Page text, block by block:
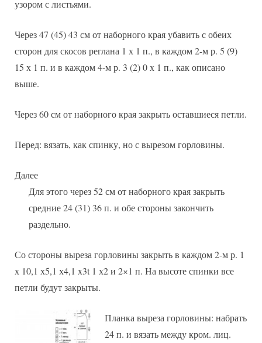
узором с листьями.
Через 47 (45) 43 см от наборного края убавить с обеих
сторон для скосов реглана 1 х 1 п., в каждом 2-м р. 5 (9)
15 х 1 п. и в каждом 4-м р. 3 (2) 0 х 1 п., как описано
выше.
Через 60 см от наборного края закрыть оставшиеся петли.
Перед: вязать, как спинку, но с вырезом горловины.
Далее
Для этого через 52 см от наборного края закрыть
средние 24 (31) 36 п. и обе стороны закончить
раздельно.
Со стороны выреза горловины закрыть в каждом 2-м р. 1
х 10,1 х5,1 х4,1 x3t 1 х2 и 2×1 п. На высоте спинки все
петли будут закрыты.
Планка выреза горловины: набрать
24 п. и вязать между кром. лиц.